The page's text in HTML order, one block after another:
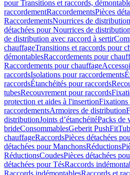
pour Transitions et raccords,
raccordementRaccordementsPièces
RaccordementsNourrices de
détachées pour Nourrices de
de distribution avec raccord à sertir
chauffageTransitions et raccords pour
démontablesRaccordements pour
Raccordements pour chauffage
raccordsIsolations pour raccordements
raccordsÉtanchéités pour raccords
tubesRecouvrement pour raccords
protection et aides à l'insertionFixations
raccordementsArmoires de distribution
distributionJoints d’étanchéitéPacks de
brideConsommablesGeberit PushFit
chauffageRaccordsPièces détachées
détachées pour ManchonsRéductions
RéductionsCoudesPièces détachées
détachées pour TésRaccords
Raccords indémontablesRaccords et